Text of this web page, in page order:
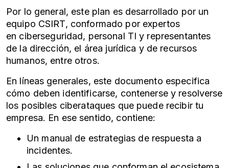
Por lo general, este plan es desarrollado por un
equipo CSIRT, conformado por expertos
en ciberseguridad, personal TI y representantes
de la dirección, el área jurídica y de recursos
humanos, entre otros.
En líneas generales, este documento especifica
cómo deben identificarse, contenerse y resolverse
los posibles ciberataques que puede recibir tu
empresa. En ese sentido, contiene:
Un manual de estrategias de respuesta a
incidentes.